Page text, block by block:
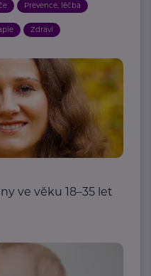
Prevence, léčba
Zdraví
ve věku 18–35 let